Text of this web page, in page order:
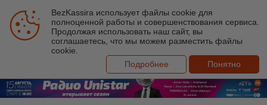
BezKassira использует файлы cookie для
полноценной работы и совершенствования сервиса.
Продолжая использовать наш сайт, вы
соглашаетесь, что мы можем разместить файлы
cookie.
Подробнее
Понятно